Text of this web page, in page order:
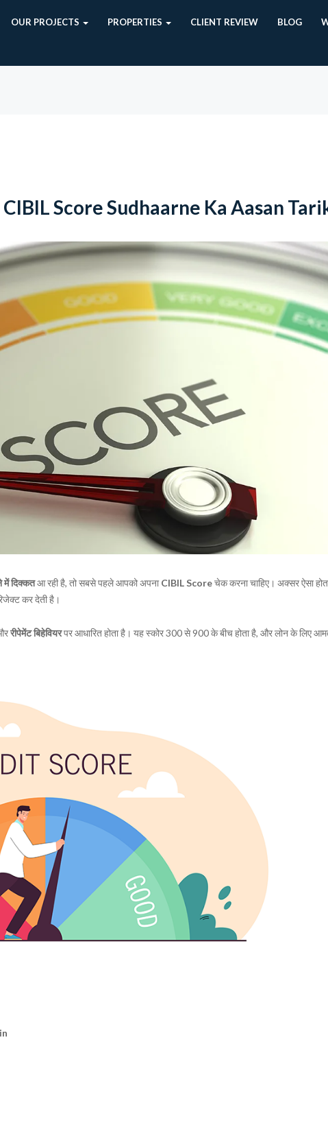
OUR PROJECTS PROPERTIES CLIENT REVIEW BLOG
Score Sudhaarne Ka Aasan
में दिक्कतआ रही है, तो सबसे पहले आपको अपनाCIBIL Scoreचेक करना चाहिए। अक्सर ऐसा
कर देती है।
रीपेमेंट बिहेवियरपर आधारित होता है। यह स्कोर 300 से 900 के बीच होता है, और लोन के लिए